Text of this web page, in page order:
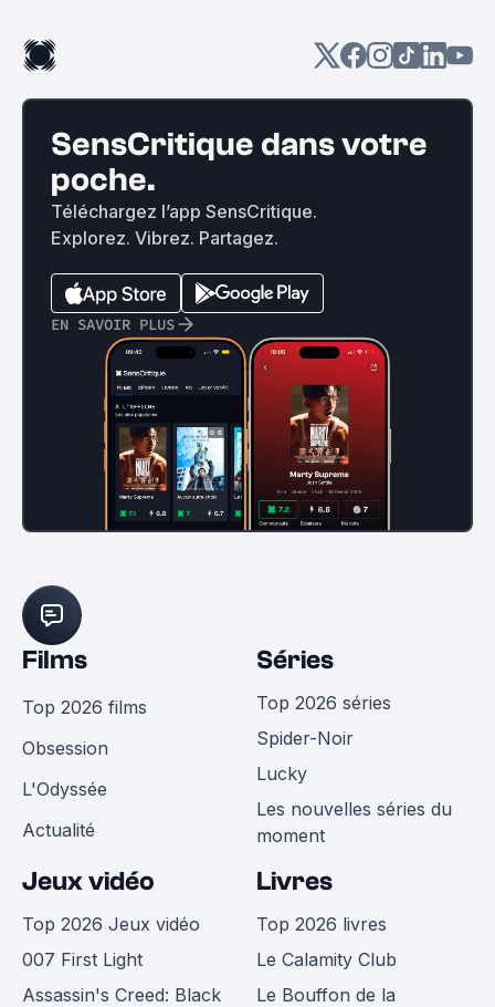
SensCritique dans votre
poche.
Téléchargez l’app SensCritique.
Explorez. Vibrez. Partagez.
EN SAVOIR PLUS
Films
Top 2026 films
Obsession
L'Odyssée
Actualité
Séries
Top 2026 séries
Spider-Noir
Lucky
Les nouvelles séries du
moment
Jeux vidéo
Top 2026 Jeux vidéo
007 First Light
Assassin's Creed: Black
Livres
Top 2026 livres
Le Calamity Club
Le Bouffon de la